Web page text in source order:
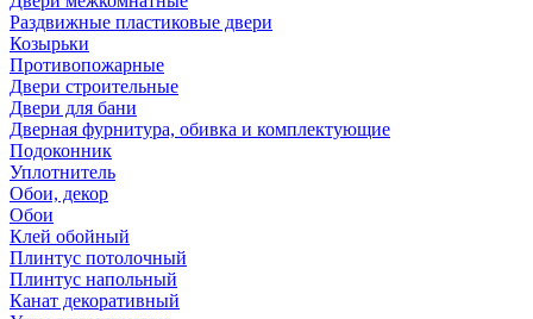
Раздвижные пластиковые двери
Козырьки
Противопожарные
Двери строительные
Двери для бани
Дверная фурнитура, обивка и комплектующие
Подоконник
Уплотнитель
Обои, декор
Обои
Клей обойный
Плинтус потолочный
Плинтус напольный
Канат декоративный